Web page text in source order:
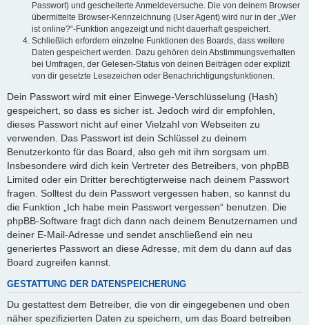
Passwort) und gescheiterte Anmeldeversuche. Die von deinem Browser
übermittelte Browser-Kennzeichnung (User Agent) wird nur in der „Wer
ist online?“-Funktion angezeigt und nicht dauerhaft gespeichert.
Schließlich erfordern einzelne Funktionen des Boards, dass weitere
Daten gespeichert werden. Dazu gehören dein Abstimmungsverhalten
bei Umfragen, der Gelesen-Status von deinen Beiträgen oder explizit
von dir gesetzte Lesezeichen oder Benachrichtigungsfunktionen.
Dein Passwort wird mit einer Einwege-Verschlüsselung (Hash)
gespeichert, so dass es sicher ist. Jedoch wird dir empfohlen,
dieses Passwort nicht auf einer Vielzahl von Webseiten zu
verwenden. Das Passwort ist dein Schlüssel zu deinem
Benutzerkonto für das Board, also geh mit ihm sorgsam um.
Insbesondere wird dich kein Vertreter des Betreibers, von phpBB
Limited oder ein Dritter berechtigterweise nach deinem Passwort
fragen. Solltest du dein Passwort vergessen haben, so kannst du
die Funktion „Ich habe mein Passwort vergessen“ benutzen. Die
phpBB-Software fragt dich dann nach deinem Benutzernamen und
deiner E-Mail-Adresse und sendet anschließend ein neu
generiertes Passwort an diese Adresse, mit dem du dann auf das
Board zugreifen kannst.
GESTATTUNG DER DATENSPEICHERUNG
Du gestattest dem Betreiber, die von dir eingegebenen und oben
näher spezifizierten Daten zu speichern, um das Board betreiben